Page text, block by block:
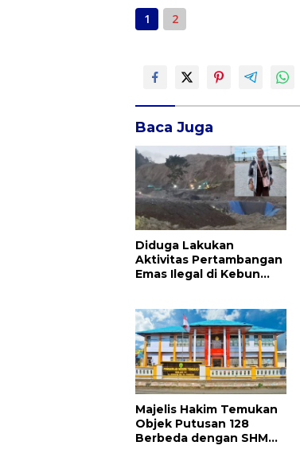
1
2
Baca Juga
Diduga Lakukan
Aktivitas Pertambangan
Emas Ilegal di Kebun
Tangkap Vinni Sondakh
Majelis Hakim Temukan
Objek Putusan 128
Berbeda dengan SHM